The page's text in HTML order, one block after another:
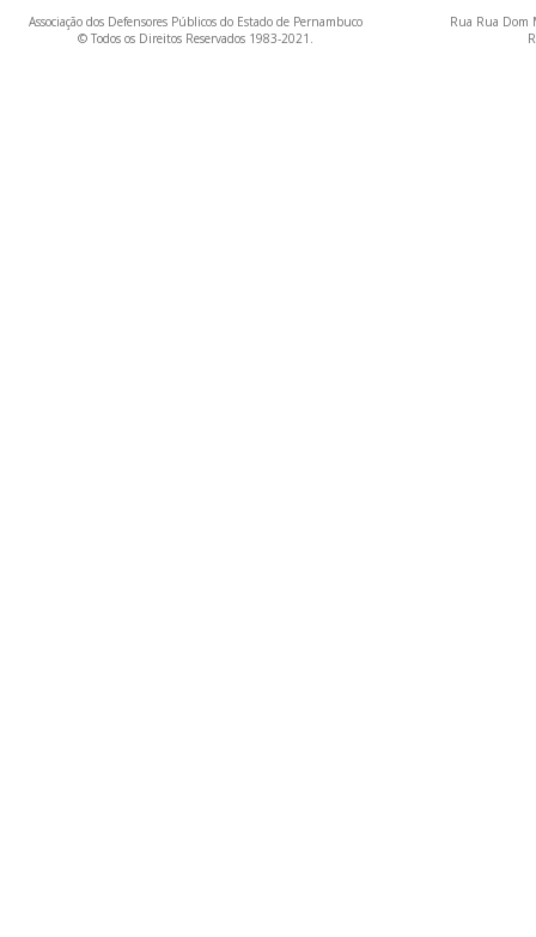
Associação dos Defensores Públicos do Estado de Pernambuco
© Todos os Direitos Reservados 1983-2021.
Rua Rua Dom